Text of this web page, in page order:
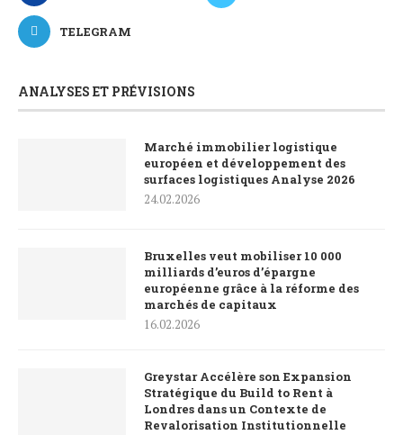
TELEGRAM
ANALYSES ET PRÉVISIONS
Marché immobilier logistique
européen et développement des
surfaces logistiques Analyse 2026
24.02.2026
Bruxelles veut mobiliser 10 000
milliards d’euros d’épargne
européenne grâce à la réforme des
marchés de capitaux
16.02.2026
Greystar Accélère son Expansion
Stratégique du Build to Rent à
Londres dans un Contexte de
Revalorisation Institutionnelle